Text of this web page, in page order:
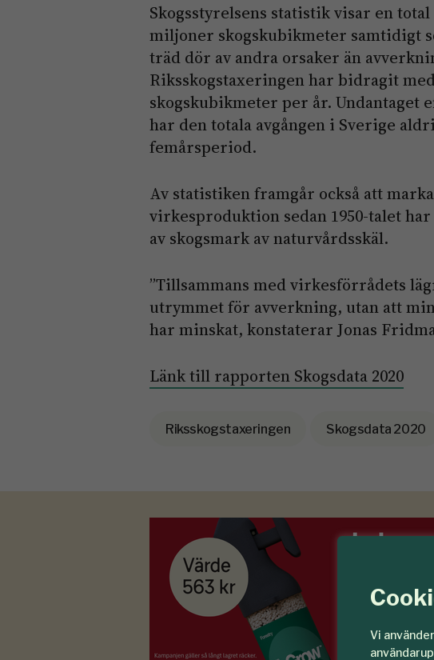
Vi
Skogsstyrelsens statistik visar en
miljoner skogskubikmeter samtidigt
träd dör av andra orsaker än
Riksskogstaxeringen har bidragit
skogskubikmeter per år. Undantaget
har den totala avgången i Sverige
femårsperiod.
Av statistiken framgår också att
virkesproduktion sedan 1950-talet
av skogsmark av naturvårdsskäl.
”Tillsammans med virkesförrådets
utrymmet för avverkning, utan att
har minskat, konstaterar Jonas
Länk till rapporten Skogsdata 2020
Riksskogstaxeringen Skogsdata 2020